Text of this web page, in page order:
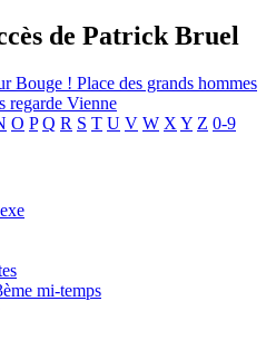
de Patrick Bruel
Bouge ! Place des grands hommes
regarde Vienne
O P Q R S T U V W X Y Z 0-9
mi-temps